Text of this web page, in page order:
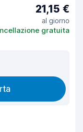
21,15 €
al giorno
gratuita